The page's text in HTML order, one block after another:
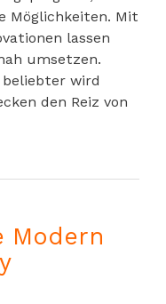
Möglichkeiten. Mit
lassen
umsetzen.
beliebter wird
den Reiz von
Modern